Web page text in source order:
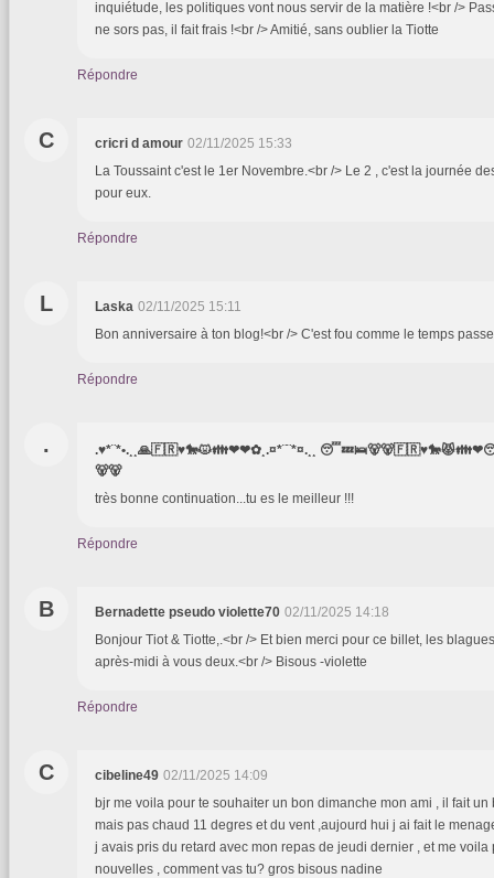
inquiétude, les politiques vont nous servir de la matière !<br />
ne sors pas, il fait frais !<br /> Amitié, sans oublier la Tiotte
Répondre
C cricri d amour 02/11/2025 15:33
La Toussaint c'est le 1er Novembre.<br /> Le 2 , c'est la journée
pour eux.
Répondre
L Laska 02/11/2025 15:11
Bon anniversaire à ton blog!<br /> C'est fou comme le temps
Répondre
.
.♥*¨*•.¸¸🙏🇫🇷♥️🐎😾👪❤❤✿¸.¤*¨¨*¤.¸¸
🐻🐻
très bonne continuation...tu es le meilleur !!!
Répondre
B Bernadette pseudo violette70 02/11/2025 14:18
Bonjour Tiot & Tiotte,.<br /> Et bien merci pour ce billet, les
après-midi à vous deux.<br /> Bisous -violette
Répondre
C cibeline49 02/11/2025 14:09
bjr me voila pour te souhaiter un bon dimanche mon ami , il fait
mais pas chaud 11 degres et du vent ,aujourd hui j ai fait le
j avais pris du retard avec mon repas de jeudi dernier , et me voila
nouvelles , comment vas tu? gros bisous nadine